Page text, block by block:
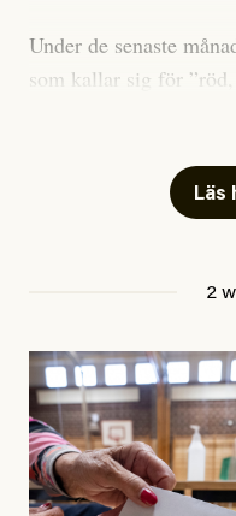
Under de senaste
som kallar sig för
skriver för? Vad
oberoende” tidning?
utpekas som israelisk
handlar artikeln om en
splittring och oro i
skapar betydligt mer
Läs
2